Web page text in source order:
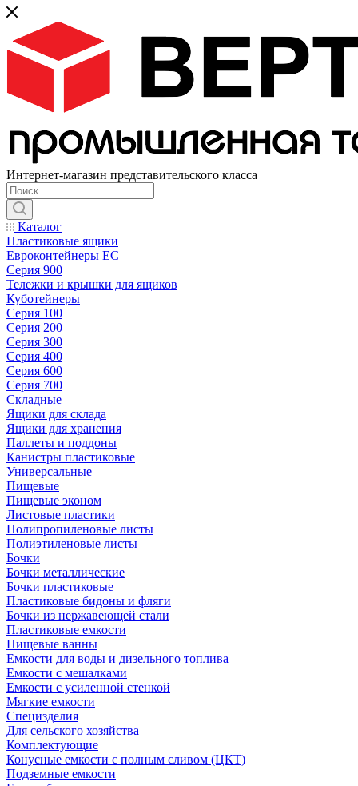
Интернет-магазин представительского класса
Каталог
Пластиковые ящики
Евроконтейнеры ЕС
Серия 900
Тележки и крышки для ящиков
Куботейнеры
Серия 100
Серия 200
Серия 300
Серия 400
Серия 600
Серия 700
Складные
Ящики для склада
Ящики для хранения
Паллеты и поддоны
Канистры пластиковые
Универсальные
Пищевые
Пищевые эконом
Листовые пластики
Полипропиленовые листы
Полиэтиленовые листы
Бочки
Бочки металлические
Бочки пластиковые
Пластиковые бидоны и фляги
Бочки из нержавеющей стали
Пластиковые емкости
Пищевые ванны
Емкости для воды и дизельного топлива
Емкости с мешалками
Емкости с усиленной стенкой
Мягкие емкости
Специзделия
Для сельского хозяйства
Комплектующие
Конусные емкости с полным сливом (ЦКТ)
Подземные емкости